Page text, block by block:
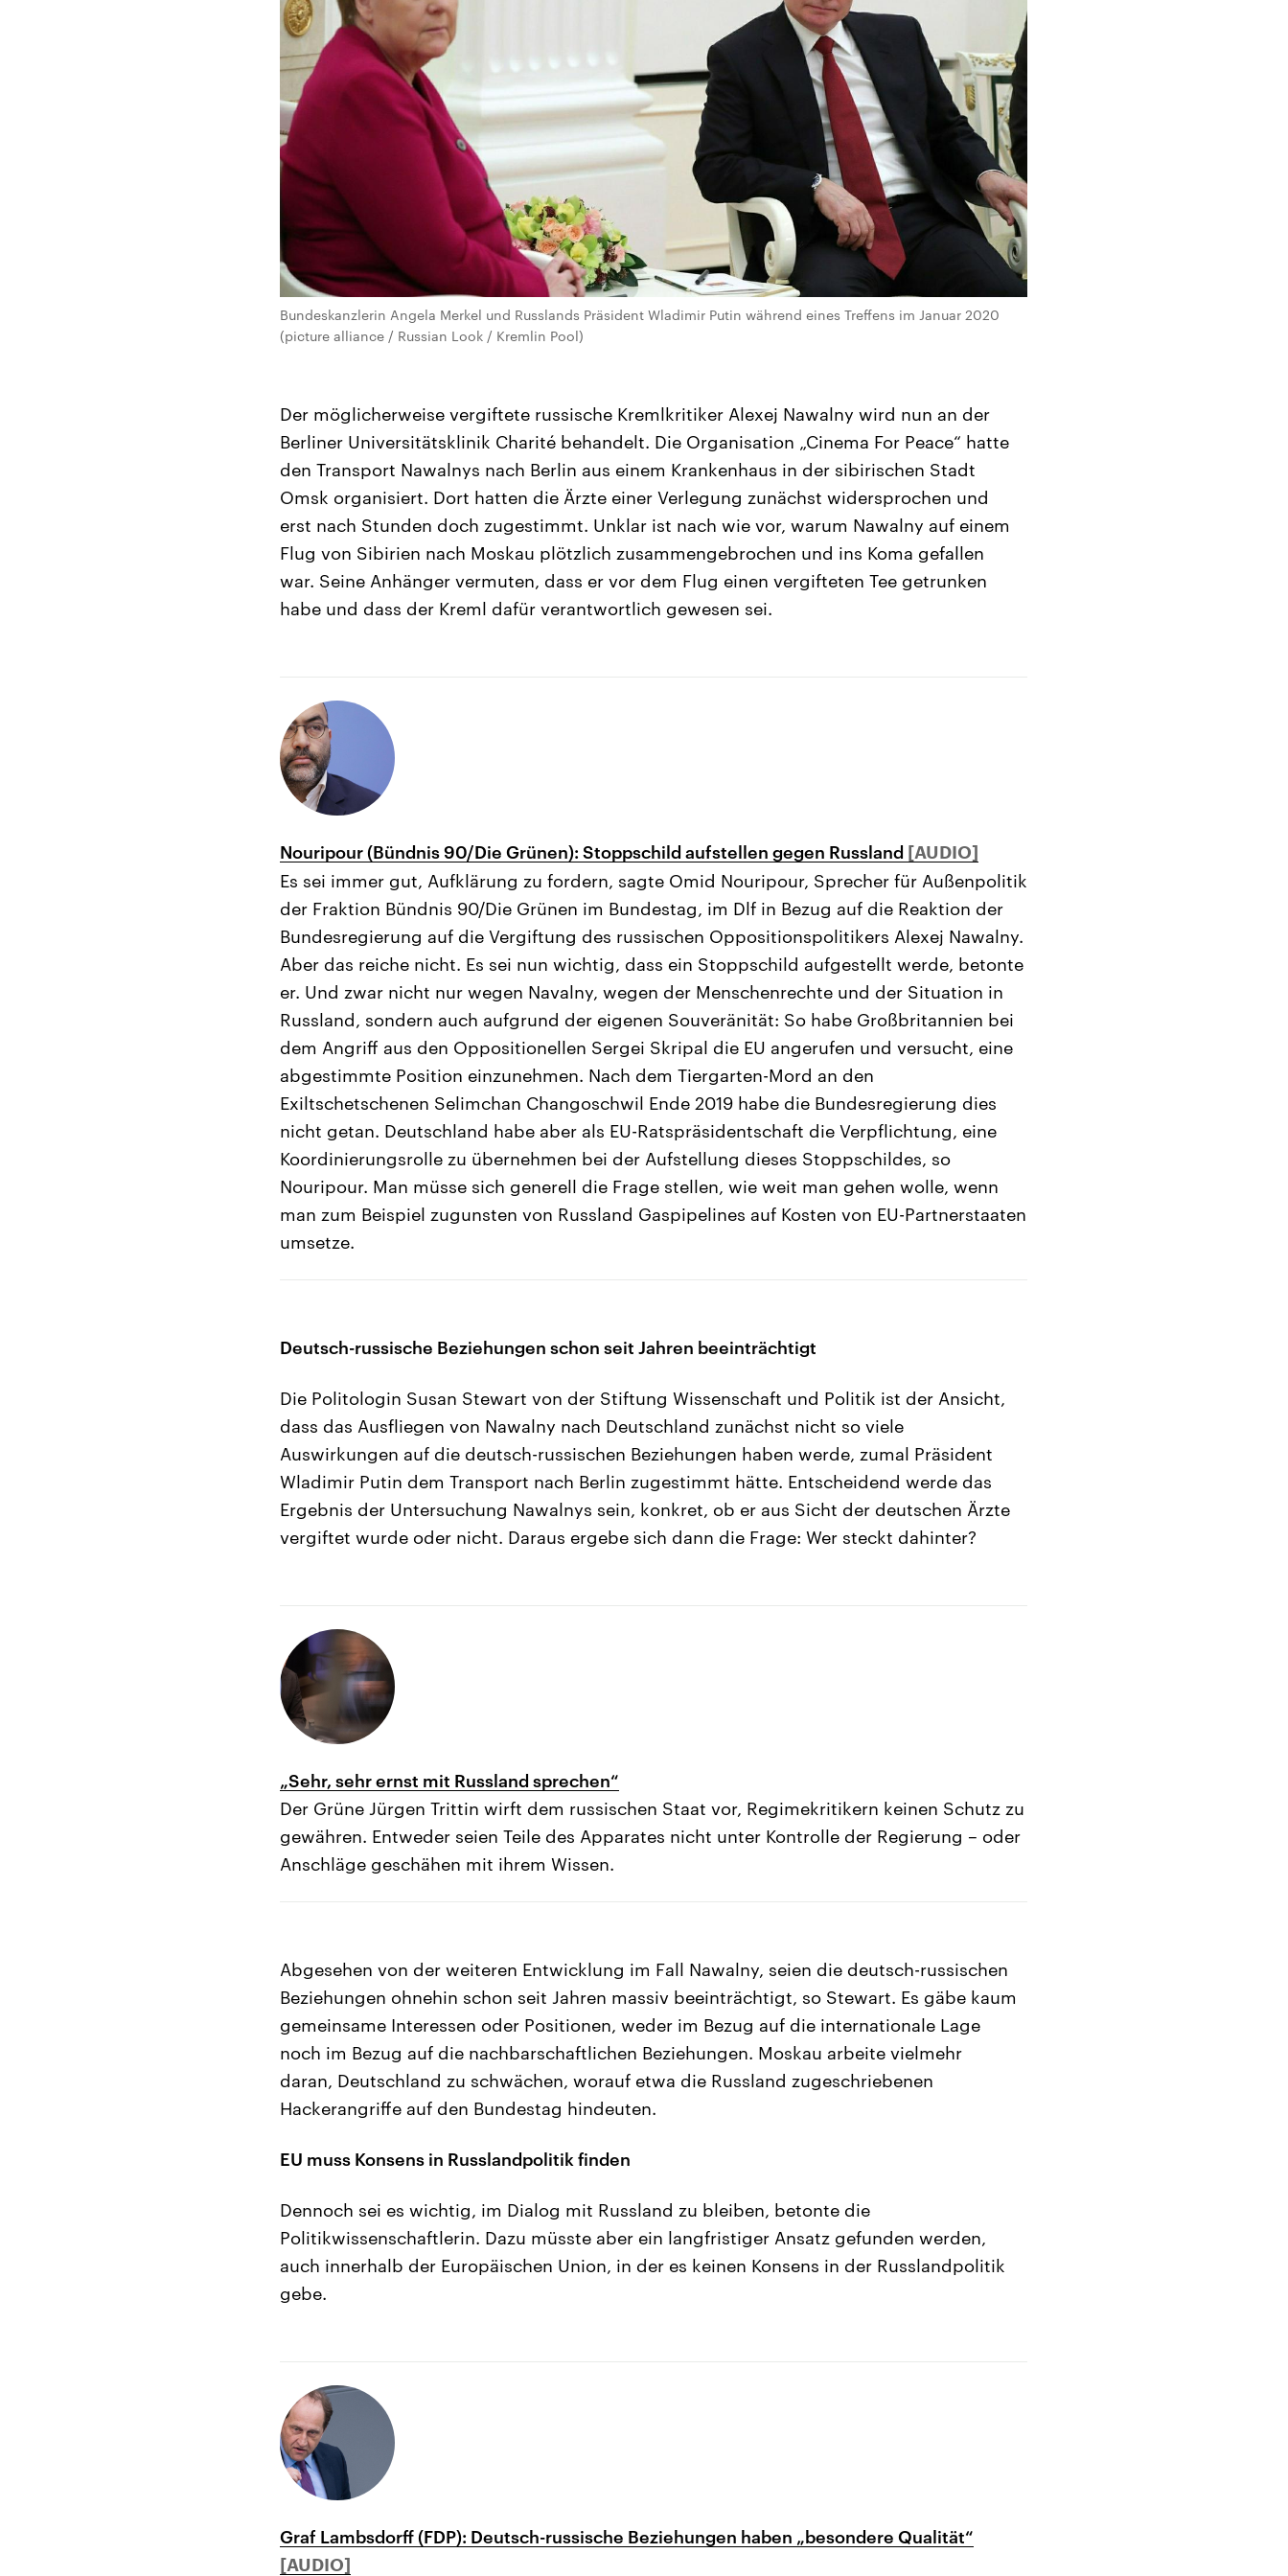
Bundeskanzlerin Angela Merkel und Russlands Präsident Wladimir Putin während eines Treffens im Januar 2020
(picture alliance / Russian Look / Kremlin Pool)
Der möglicherweise vergiftete russische Kremlkritiker Alexej Nawalny wird nun an der
Berliner Universitätsklinik Charité behandelt. Die Organisation „Cinema For Peace“ hatte
den Transport Nawalnys nach Berlin aus einem Krankenhaus in der sibirischen Stadt
Omsk organisiert. Dort hatten die Ärzte einer Verlegung zunächst widersprochen und
erst nach Stunden doch zugestimmt. Unklar ist nach wie vor, warum Nawalny auf einem
Flug von Sibirien nach Moskau plötzlich zusammengebrochen und ins Koma gefallen
war. Seine Anhänger vermuten, dass er vor dem Flug einen vergifteten Tee getrunken
habe und dass der Kreml dafür verantwortlich gewesen sei.
Nouripour (Bündnis 90/Die Grünen): Stoppschild aufstellen gegen Russland
Es sei immer gut, Aufklärung zu fordern, sagte Omid Nouripour, Sprecher für Außenpolitik
der Fraktion Bündnis 90/Die Grünen im Bundestag, im Dlf in Bezug auf die Reaktion der
Bundesregierung auf die Vergiftung des russischen Oppositionspolitikers Alexej Nawalny.
Aber das reiche nicht. Es sei nun wichtig, dass ein Stoppschild aufgestellt werde, betonte
er. Und zwar nicht nur wegen Navalny, wegen der Menschenrechte und der Situation in
Russland, sondern auch aufgrund der eigenen Souveränität: So habe Großbritannien bei
dem Angriff aus den Oppositionellen Sergei Skripal die EU angerufen und versucht, eine
abgestimmte Position einzunehmen. Nach dem Tiergarten-Mord an den
Exiltschetschenen Selimchan Changoschwil Ende 2019 habe die Bundesregierung dies
nicht getan. Deutschland habe aber als EU-Ratspräsidentschaft die Verpflichtung, eine
Koordinierungsrolle zu übernehmen bei der Aufstellung dieses Stoppschildes, so
Nouripour. Man müsse sich generell die Frage stellen, wie weit man gehen wolle, wenn
man zum Beispiel zugunsten von Russland Gaspipelines auf Kosten von EU-Partnerstaaten
umsetze.
Deutsch-russische Beziehungen schon seit Jahren beeinträchtigt
Die Politologin Susan Stewart von der Stiftung Wissenschaft und Politik ist der Ansicht,
dass das Ausfliegen von Nawalny nach Deutschland zunächst nicht so viele
Auswirkungen auf die deutsch-russischen Beziehungen haben werde, zumal Präsident
Wladimir Putin dem Transport nach Berlin zugestimmt hätte. Entscheidend werde das
Ergebnis der Untersuchung Nawalnys sein, konkret, ob er aus Sicht der deutschen Ärzte
vergiftet wurde oder nicht. Daraus ergebe sich dann die Frage: Wer steckt dahinter?
„Sehr, sehr ernst mit Russland sprechen“
Der Grüne Jürgen Trittin wirft dem russischen Staat vor, Regimekritikern keinen Schutz zu
gewähren. Entweder seien Teile des Apparates nicht unter Kontrolle der Regierung – oder
Anschläge geschähen mit ihrem Wissen.
Abgesehen von der weiteren Entwicklung im Fall Nawalny, seien die deutsch-russischen
Beziehungen ohnehin schon seit Jahren massiv beeinträchtigt, so Stewart. Es gäbe kaum
gemeinsame Interessen oder Positionen, weder im Bezug auf die internationale Lage
noch im Bezug auf die nachbarschaftlichen Beziehungen. Moskau arbeite vielmehr
daran, Deutschland zu schwächen, worauf etwa die Russland zugeschriebenen
Hackerangriffe auf den Bundestag hindeuten.
EU muss Konsens in Russlandpolitik finden
Dennoch sei es wichtig, im Dialog mit Russland zu bleiben, betonte die
Politikwissenschaftlerin. Dazu müsste aber ein langfristiger Ansatz gefunden werden,
auch innerhalb der Europäischen Union, in der es keinen Konsens in der Russlandpolitik
gebe.
Graf Lambsdorff (FDP): Deutsch-russische Beziehungen haben „besondere Qualität“